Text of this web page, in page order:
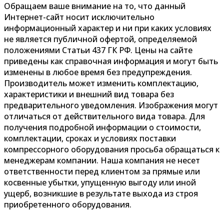
Обращаем ваше внимание на то, что данный
Интернет-сайт носит исключительно
информационный характер и ни при каких условиях
не является публичной офертой, определяемой
положениями Статьи 437 ГК РФ. Цены на сайте
приведены как справочная информация и могут быть
изменены в любое время без предупреждения.
Производитель может изменить комплектацию,
характеристики и внешний вид товара без
предварительного уведомления. Изображения могут
отличаться от действительного вида товара. Для
получения подробной информации о стоимости,
комплектации, сроках и условиях поставки
компрессорного оборудования просьба обращаться к
менеджерам компании. Наша компания не несет
ответственности перед клиентом за прямые или
косвенные убытки, упущенную выгоду или иной
ущерб, возникшие в результате выхода из строя
приобретенного оборудования.